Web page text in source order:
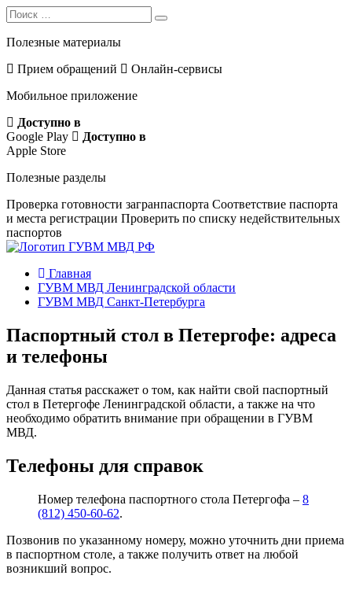
Search
for:
Search
Полезные материалы
Прием обращений
Онлайн-сервисы
Мобильное приложение
Доступно в
Google Play
Доступно в
Apple Store
Полезные разделы
Проверка готовности загранпаспорта Соответствие паспорта
и места регистрации Проверить по списку недействительных
паспортов
Главная
ГУВМ МВД Ленинградской области
ГУВМ МВД Санкт-Петербурга
Паспортный стол в Петергофе: адреса
и телефоны
Данная статья расскажет о том, как найти свой паспортный
стол в Петергофе Ленинградской области, а также на что
необходимо обратить внимание при обращении в ГУВМ
МВД.
Телефоны для справок
Номер телефона паспортного стола Петергофа – 8
(812) 450-60-62.
Позвонив по указанному номеру, можно уточнить дни приема
в паспортном столе, а также получить ответ на любой
возникший вопрос.